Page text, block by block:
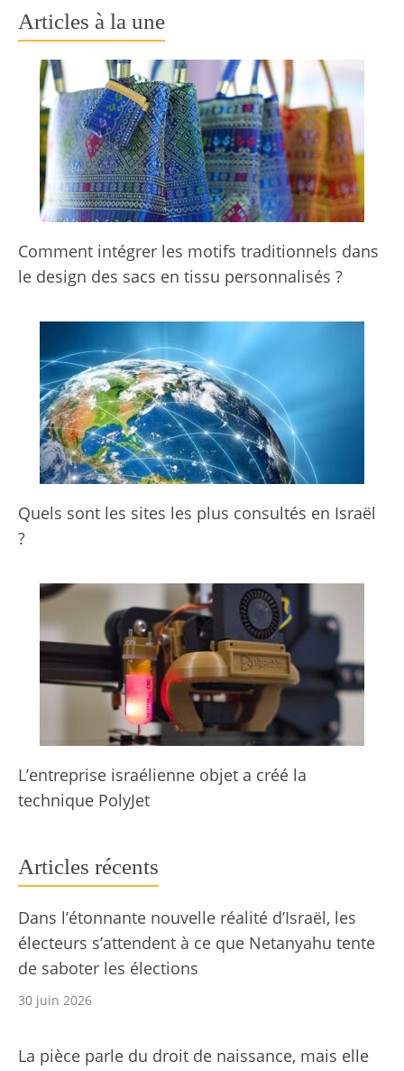
Articles à la une
Comment intégrer les motifs traditionnels dans
le design des sacs en tissu personnalisés ?
Quels sont les sites les plus consultés en Israël
?
L’entreprise israélienne objet a créé la
technique PolyJet
Articles récents
Dans l’étonnante nouvelle réalité d’Israël, les
électeurs s’attendent à ce que Netanyahu tente
de saboter les élections
30 juin 2026
La pièce parle du droit de naissance, mais elle